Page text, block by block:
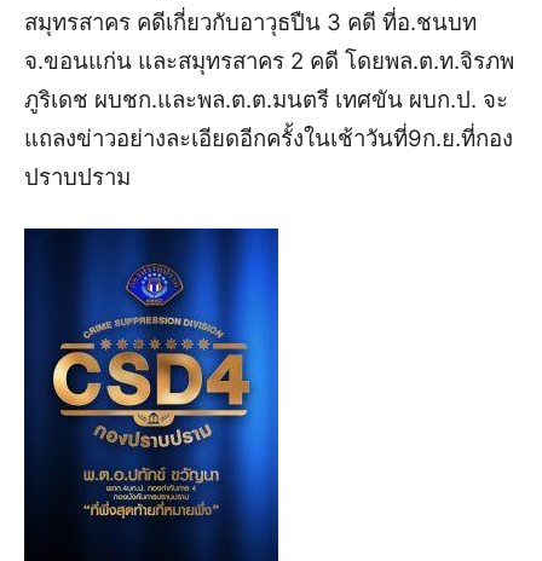
สมุทรสาคร คดีเกี่ยวกับอาวุธปืน 3 คดี ที่อ.ชนบท
จ.ขอนแก่น และสมุทรสาคร 2 คดี โดยพล.ต.ท.จิรภพ
ภูริเดช ผบชก.และพล.ต.ต.มนตรี เทศขัน ผบก.ป. จะ
แถลงข่าวอย่างละเอียดอีกครั้งในเช้าวันที่9ก.ย.ที่กอง
ปราบปราม